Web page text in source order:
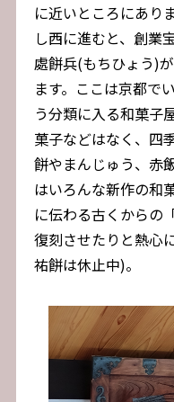
に近いところにあり
し西に進むと、創業
處餅兵(もちひょう)
ます。ここは京都で
う分類に入る和菓子
菓子などはなく、四
餅やまんじゅう、赤
はいろんな新作の和
に伝わる古くからの
復刻させたりと熱心
祐餅は休止中)。